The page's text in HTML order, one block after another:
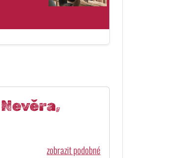
zobrazit podobné